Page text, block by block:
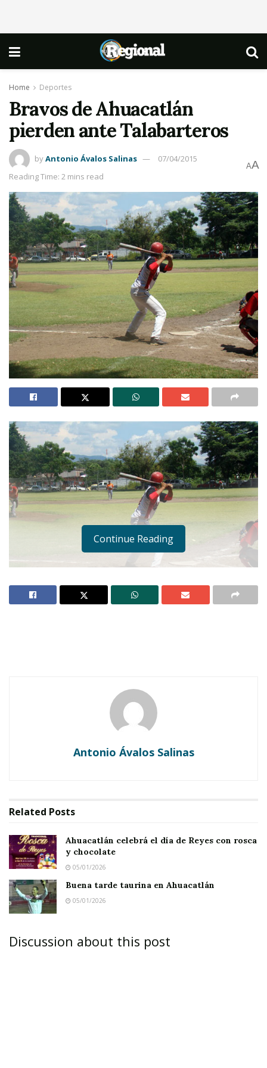
Home Deportes
Bravos de Ahuacatlán
pierden ante Talabarteros
byAntonio Ávalos Salinas
07/04/2015
Reading Time: 2 mins read
AA
Ahuacatlán celebrá el día de Reyes con rosca y
Buena tarde taurina en Ahuacatlán
Continue Reading
Antonio Ávalos Salinas
Related Posts
Ahuacatlán celebrá el día de Reyes con rosca
y chocolate
05/01/2026
Buena tarde taurina en Ahuacatlán
05/01/2026
Discussion about this post